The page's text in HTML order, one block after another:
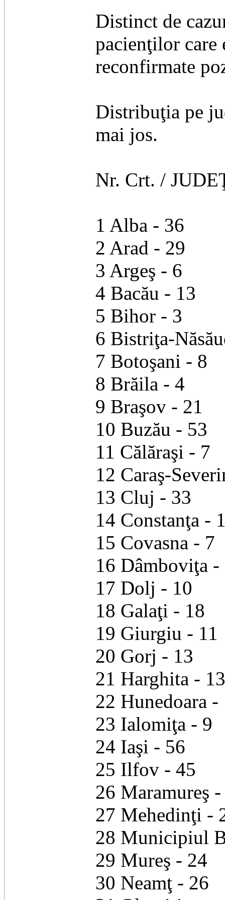
Distinct de
pacienţilor care
reconfirmate
Distribuţia pe
mai jos.
Nr. Crt. /
1 Alba - 36
2 Arad - 29
3 Argeş - 6
4 Bacău - 13
5 Bihor - 3
6 Bistriţa-
7 Botoşani - 8
8 Brăila - 4
9 Braşov - 21
10 Buzău - 53
11 Călăraşi - 7
12 Caraş-
13 Cluj - 33
14 Constanţa -
15 Covasna - 7
16 Dâmboviţa -
17 Dolj - 10
18 Galaţi - 18
19 Giurgiu - 11
20 Gorj - 13
21 Harghita - 13
22 Hunedoara -
23 Ialomiţa - 9
24 Iaşi - 56
25 Ilfov - 45
26 Maramureş
27 Mehedinţi -
28 Municipiul
29 Mureş - 24
30 Neamţ - 26